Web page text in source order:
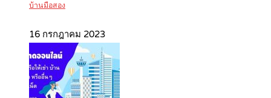
บ้านมือสอง
16 กรกฎาคม 2023